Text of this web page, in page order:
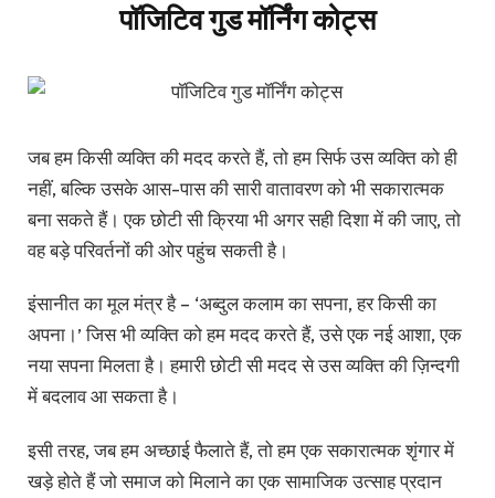
पॉजिटिव गुड मॉर्निंग कोट्स
जब हम किसी व्यक्ति की मदद करते हैं, तो हम सिर्फ उस व्यक्ति को ही
नहीं, बल्कि उसके आस-पास की सारी वातावरण को भी सकारात्मक
बना सकते हैं। एक छोटी सी क्रिया भी अगर सही दिशा में की जाए, तो
वह बड़े परिवर्तनों की ओर पहुंच सकती है।
इंसानीत का मूल मंत्र है – ‘अब्दुल कलाम का सपना, हर किसी का
अपना।’ जिस भी व्यक्ति को हम मदद करते हैं, उसे एक नई आशा, एक
नया सपना मिलता है। हमारी छोटी सी मदद से उस व्यक्ति की ज़िन्दगी
में बदलाव आ सकता है।
इसी तरह, जब हम अच्छाई फैलाते हैं, तो हम एक सकारात्मक शृंगार में
खड़े होते हैं जो समाज को मिलाने का एक सामाजिक उत्साह प्रदान